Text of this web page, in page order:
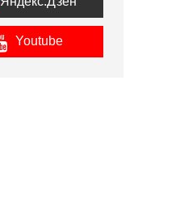
Youtube